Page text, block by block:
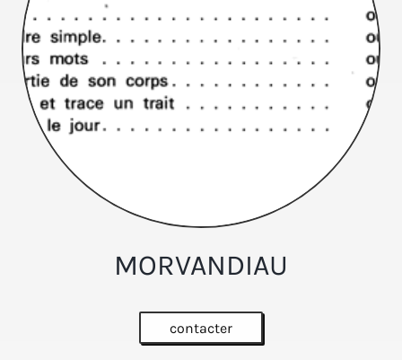
MORVANDIAU
contacter